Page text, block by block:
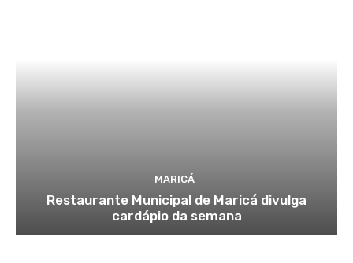
MARICÁ
Restaurante Municipal de Maricá divulga
cardápio da semana